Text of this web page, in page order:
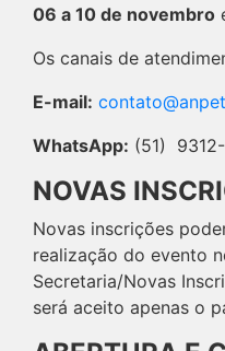
06 a 10 de novembro
Os canais de
E-mail:
WhatsApp: (51)
NOVAS
Novas inscrições
realização do evento
Secretaria/Novas
será aceito apenas o